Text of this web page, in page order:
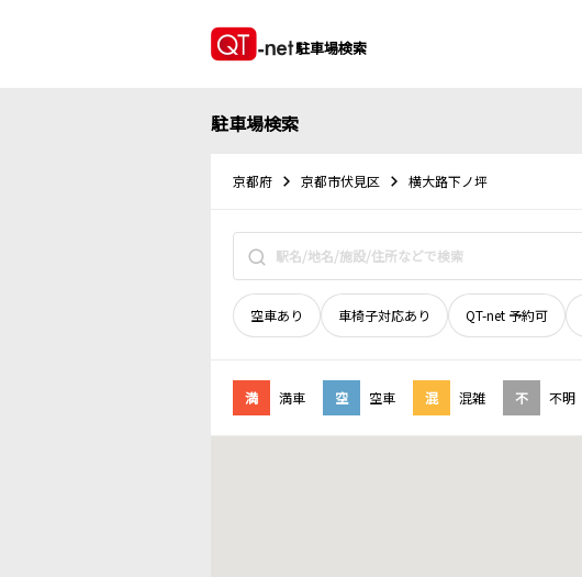
駐車場検索
駐車場検索
京都府 京都市伏見区 横大路下ノ坪
空車あり 車椅子対応あり QT-net 予約可
満 満車 空 空車 混 混雑 不 不明